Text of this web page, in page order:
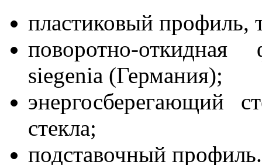
пластиковый
поворотно-
siegenia (Германия);
энергосберегающий
стекла;
подставочный профиль.